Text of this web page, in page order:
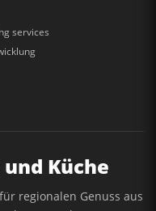
services
Küche
regionalen Genuss aus